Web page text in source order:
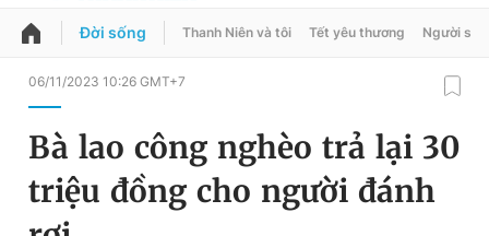
QUẢNG CÁO ĐẶT BÁO
Chuyên mục
Đổi mật khẩu
Tin đã lưu
Đời sống Thanh Niên và tôi Tết yêu thương Người
06/11/2023 10:26 GMT+7
Bà lao công nghèo trả lại 30
triệu đồng cho người đánh